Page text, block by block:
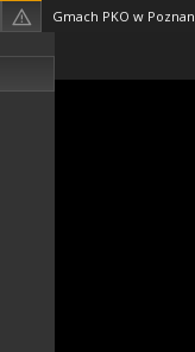
Gmach PKO w